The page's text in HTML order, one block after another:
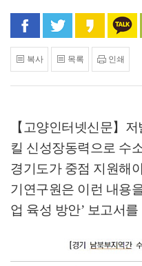
페이스북으로 공유
트위터로 공유
카카오
복사 목록 인쇄
【고양인터넷신문】 저
킬 신성장동력으로 수
경기도가 중점 지원해
기연구원은 이런 내용
업 육성 방안’ 보고서